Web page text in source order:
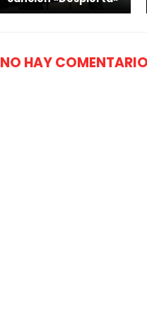
NO HAY